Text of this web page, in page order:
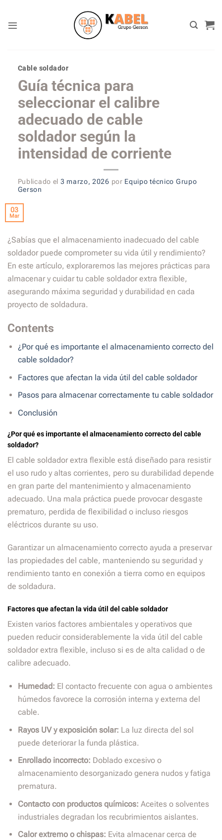
content
Cable soldador
Guía técnica para
seleccionar el calibre
adecuado de cable
soldador según la
intensidad de corriente
Publicado el 3 marzo, 2026 por Equipo técnico Grupo
Gerson
03
Mar
¿Sabías que el almacenamiento inadecuado del cable
soldador puede comprometer su vida útil y rendimiento?
En este artículo, exploraremos las mejores prácticas para
almacenar y cuidar tu cable soldador extra flexible,
asegurando máxima seguridad y durabilidad en cada
proyecto de soldadura.
Contents
¿Por qué es importante el almacenamiento correcto del
cable soldador?
Factores que afectan la vida útil del cable soldador
Pasos para almacenar correctamente tu cable soldador
Conclusión
¿Por qué es importante el almacenamiento correcto del cable
soldador?
El cable soldador extra flexible está diseñado para resistir
el uso rudo y altas corrientes, pero su durabilidad depende
en gran parte del mantenimiento y almacenamiento
adecuado. Una mala práctica puede provocar desgaste
prematuro, perdida de flexibilidad o incluso riesgos
eléctricos durante su uso.
Garantizar un almacenamiento correcto ayuda a preservar
las propiedades del cable, manteniendo su seguridad y
rendimiento tanto en conexión a tierra como en equipos
de soldadura.
Factores que afectan la vida útil del cable soldador
Existen varios factores ambientales y operativos que
pueden reducir considerablemente la vida útil del cable
soldador extra flexible, incluso si es de alta calidad o de
calibre adecuado.
Humedad: El contacto frecuente con agua o ambientes
húmedos favorece la corrosión interna y externa del
cable.
Rayos UV y exposición solar: La luz directa del sol
puede deteriorar la funda plástica.
Enrollado incorrecto: Doblado excesivo o
almacenamiento desorganizado genera nudos y fatiga
prematura.
Contacto con productos químicos: Aceites o solventes
industriales degradan los recubrimientos aislantes.
Calor extremo o chispas: Evita almacenar cerca de